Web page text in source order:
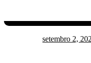
setembro 2,